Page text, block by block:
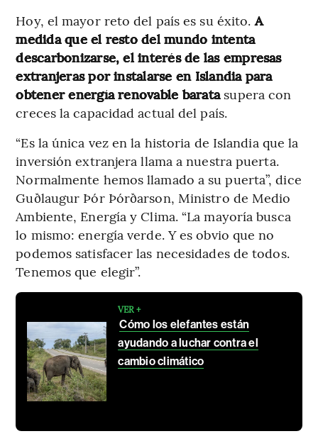
Hoy, el mayor reto del país es su éxito.A
medida que el resto del mundo intenta
descarbonizarse, el interés de las empresas
extranjeras por instalarse en Islandia para
obtener energía renovable barata supera con
creces la capacidad actual del país.
“Es la única vez en la historia de Islandia que la
inversión extranjera llama a nuestra puerta.
Normalmente hemos llamado a su puerta”, dice
Guðlaugur Þór Þórðarson, Ministro de Medio
Ambiente, Energía y Clima. “La mayoría busca
lo mismo: energía verde. Y es obvio que no
podemos satisfacer las necesidades de todos.
Tenemos que elegir”.
VER +
Cómo los elefantes están
ayudando a luchar contra el
cambio climático